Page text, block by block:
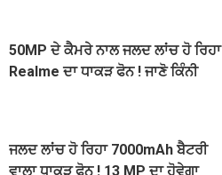
50MP ਦੇ ਕੈਮਰੇ ਨਾਲ ਜਲਦ ਲਾਂਚ ਹੋ ਰਿਹਾ
Realme ਦਾ ਧਾਕੜ ਫੋਨ ! ਜਾਣੋ ਕਿੰਨੀ
ਜਲਦ ਲਾਂਚ ਹੋ ਰਿਹਾ 7000mAh ਬੈਟਰੀ
ਵਾਲਾ ਧਾਕੜ ਫੋਨ ! 13 MP ਦਾ ਹੋਵੇਗਾ